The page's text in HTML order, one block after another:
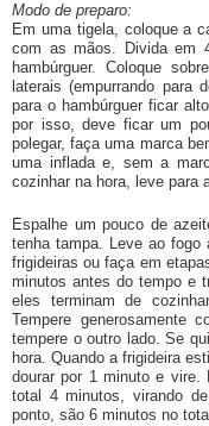
Modo de preparo:
Em uma tigela, coloque a
com as mãos. Divida em
hambúrguer. Coloque
laterais (empurrando para
para o hambúrguer ficar
por isso, deve ficar um
polegar, faça uma marca
uma inflada e, sem a
cozinhar na hora, leve para
Espalhe um pouco de
tenha tampa. Leve ao fogo
frigideiras ou faça em
minutos antes do tempo e
eles terminam de
Tempere generosamente
tempere o outro lado. Se
hora. Quando a frigideira
dourar por 1 minuto e vire.
total 4 minutos, virando
ponto, são 6 minutos no